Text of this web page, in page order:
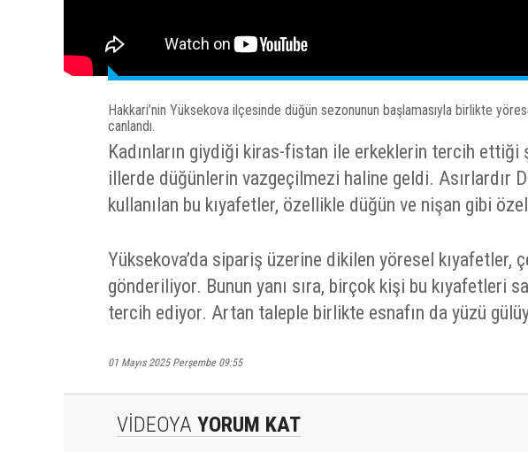
Hakkari’nin Yüksekova ilçesinde düğün sezonunun başlamasıyla birlikte
canlandı.
Kadınların giydiği kiras-fistan ile erkeklerin tercih ettiği
illerde düğünlerin vazgeçilmezi haline geldi. Asırlardır
kullanılan bu kıyafetler, özellikle düğün ve nişan gibi
Yüksekova’da sipariş üzerine dikilen yöresel kıyafetler,
gönderiliyor. Bunun yanı sıra, birçok kişi bu kıyafetleri
tercih ediyor. Artan taleple birlikte esnafın da yüzü
01 Mayıs 2025 Perşembe 09:55
VİDEOYA YORUM KAT